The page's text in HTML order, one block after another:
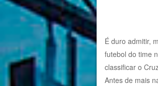
É duro admitir,
futebol do time
classificar o
Antes de mais